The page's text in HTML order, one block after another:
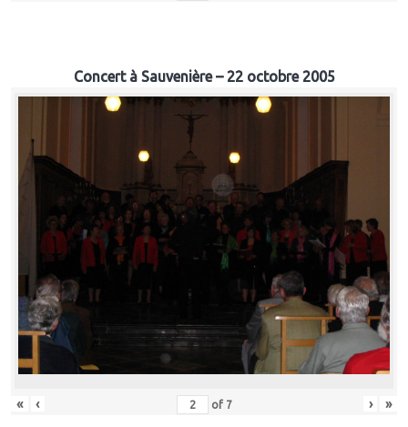
Concert à Sauvenière – 22 octobre 2005
« ‹ of 7 › »